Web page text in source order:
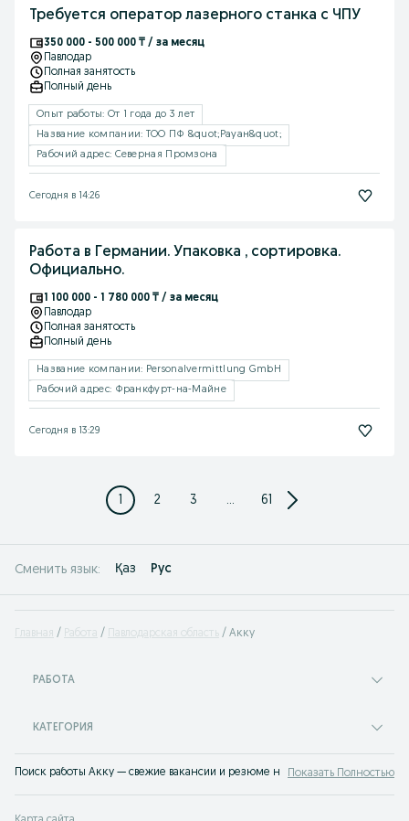
Требуется оператор лазерного станка с ЧПУ
350 000 - 500 000 ₸ / за месяц
Павлодар
Полная занятость
Полный день
Опыт работы: От 1 года до 3 лет
Название компании: ТОО ПФ &quot;Рауан&quot;
Рабочий адрес: Северная Промзона
Сегодня в 14:26
Работа в Германии. Упаковка , сортировка.
Официально.
1 100 000 - 1 780 000 ₸ / за месяц
Павлодар
Полная занятость
Полный день
Название компании: Personalvermittlung GmbH
Рабочий адрес: Франкфурт-на-Майне
Сегодня в 13:29
1 2 3 ... 61
Сменить язык: Қаз Рус
Главная Работа Павлодарская область Акку
РАБОТА
КАТЕГОРИЯ
Поиск работы Акку — свежие вакансии и резюме на OLX.kz. Множество
Показать Полностью